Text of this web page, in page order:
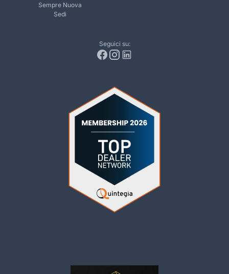
Sempre Nuova
Sedi
Seguici su: